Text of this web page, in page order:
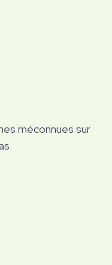
méconnues sur